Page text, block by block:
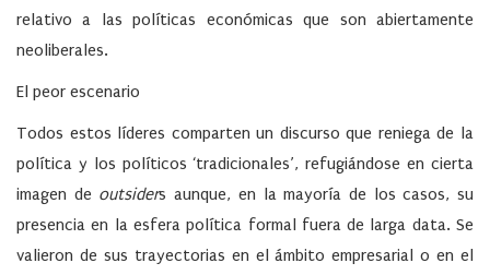
relativo a las políticas económicas que son abiertamente
neoliberales.
El peor escenario
Todos estos líderes comparten un discurso que reniega de la
política y los políticos ‘tradicionales’, refugiándose en cierta
imagen de outsiders aunque, en la mayoría de los casos, su
presencia en la esfera política formal fuera de larga data. Se
valieron de sus trayectorias en el ámbito empresarial o en el